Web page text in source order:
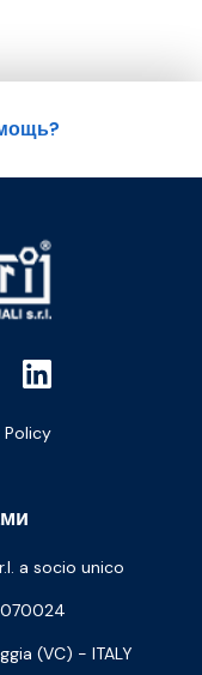
Policy
a socio unico
(VC) - ITALY